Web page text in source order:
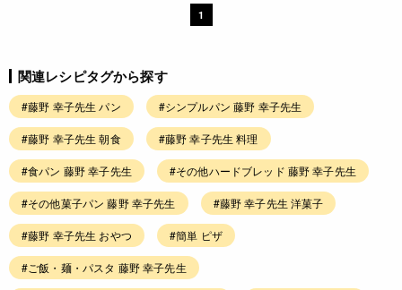
1
関連レシピタグから探す
#藤野 幸子先生 パン #シンプルパン 藤野 幸子先生
#藤野 幸子先生 朝食 #藤野 幸子先生 料理
#食パン 藤野 幸子先生 #その他ハードブレッド 藤野 幸子先生
#その他菓子パン 藤野 幸子先生 #藤野 幸子先生 洋菓子
#藤野 幸子先生 おやつ #簡単 ピザ
#ご飯・麺・パスタ 藤野 幸子先生